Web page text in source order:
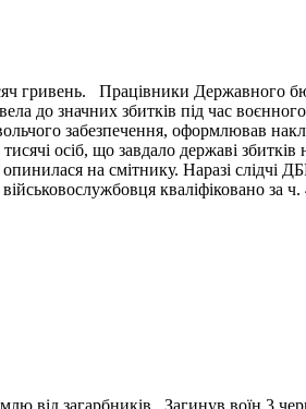
гривень. Працівники Державного
до значних збитків під час
забезпечення, оформлював
осіб, що завдало державі
на смітнику. Наразі слідчі
кваліфіковано за
від загарбників. Загинув воїн 3